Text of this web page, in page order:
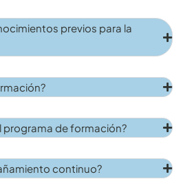
previos para la
programa de formación?
continuo?